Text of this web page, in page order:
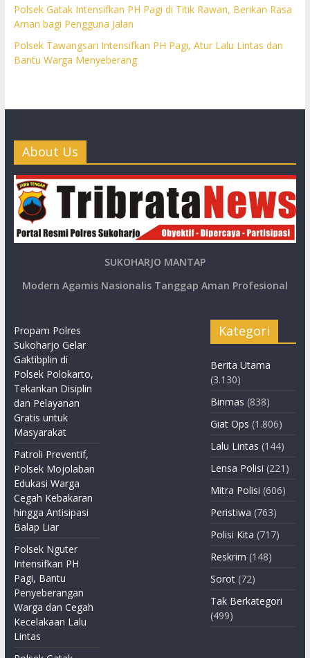
Polsek Gatak Intensifkan PH Pagi di Titik Rawan, Berikan Rasa
Aman bagi Pengguna Jalan
Polsek Tawangsari Intensifkan PH Pagi, Atur Lalu Lintas dan
Bantu Warga Menyeberang
About Us
SUKOHARJO MANTAP
Modern Agamis Nasionalis Tanggap Aman Profesional
Propam Polres
Sukoharjo Gelar
Gaktibplin di
Polsek Polokarto,
Tekankan Disiplin
dan Pelayanan
Gratis untuk
Masyarakat
Patroli Preventif,
Polsek Mojolaban
Edukasi Warga
Cegah Kebakaran
hingga Antisipasi
Balap Liar
Polsek Nguter
Intensifkan PH
Pagi, Bantu
Penyeberangan
Warga dan Cegah
Kecelakaan Lalu
Lintas
Kategori
Berita Utama
(3.130)
Binmas (838)
Giat Ops (1.806)
Lalu Lintas (144)
Lensa Polisi (221)
Mitra Polisi (606)
Peristiwa (763)
Polisi Kita (717)
Reskrim (148)
Sorot (72)
Tak Berkategori
(499)